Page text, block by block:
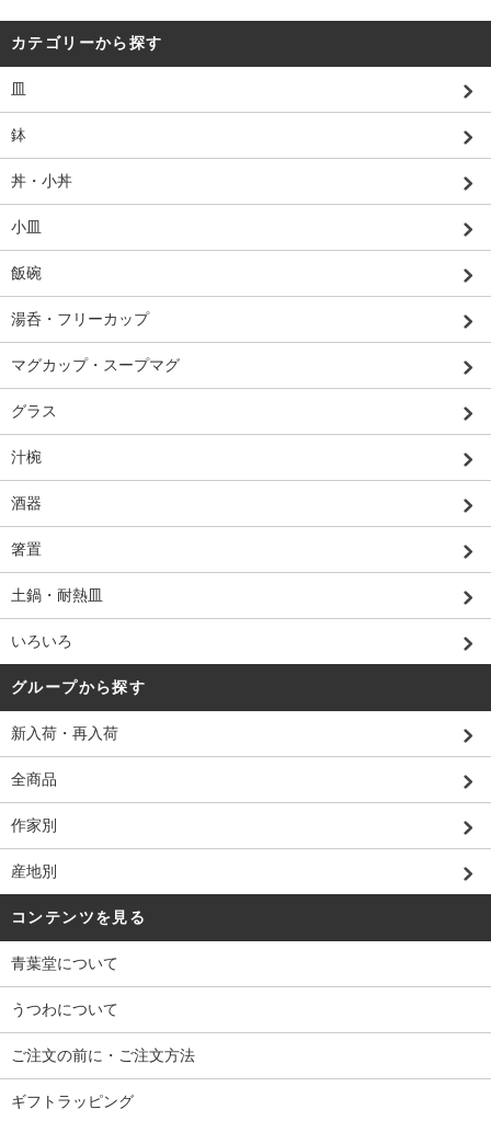
カテゴリーから探す
皿
鉢
丼・小丼
小皿
飯碗
湯呑・フリーカップ
マグカップ・スープマグ
グラス
汁椀
酒器
箸置
土鍋・耐熱皿
いろいろ
グループから探す
新入荷・再入荷
全商品
作家別
産地別
コンテンツを見る
青葉堂について
うつわについて
ご注文の前に・ご注文方法
ギフトラッピング